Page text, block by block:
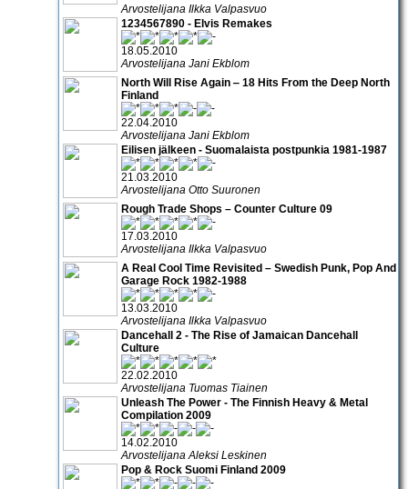
Arvostelijana Ilkka Valpasvuo
1234567890 - Elvis Remakes
18.05.2010
Arvostelijana Jani Ekblom
North Will Rise Again ‒ 18 Hits From the Deep North
Finland
22.04.2010
Arvostelijana Jani Ekblom
Eilisen jälkeen - Suomalaista postpunkia 1981-1987
21.03.2010
Arvostelijana Otto Suuronen
Rough Trade Shops – Counter Culture 09
17.03.2010
Arvostelijana Ilkka Valpasvuo
A Real Cool Time Revisited – Swedish Punk, Pop And
Garage Rock 1982-1988
13.03.2010
Arvostelijana Ilkka Valpasvuo
Dancehall 2 - The Rise of Jamaican Dancehall
Culture
22.02.2010
Arvostelijana Tuomas Tiainen
Unleash The Power - The Finnish Heavy & Metal
Compilation 2009
14.02.2010
Arvostelijana Aleksi Leskinen
Pop & Rock Suomi Finland 2009